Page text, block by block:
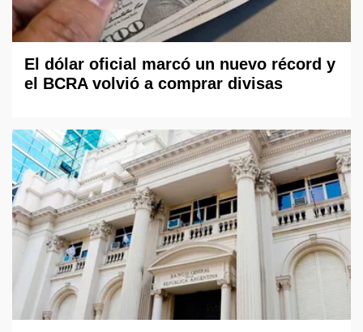
El dólar oficial marcó un nuevo récord y
el BCRA volvió a comprar divisas